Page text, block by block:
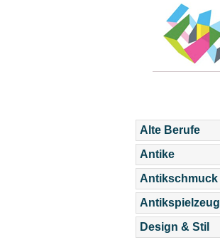
Alte Berufe
Antike
Antikschmuck
Antikspielzeug
Design & Stil